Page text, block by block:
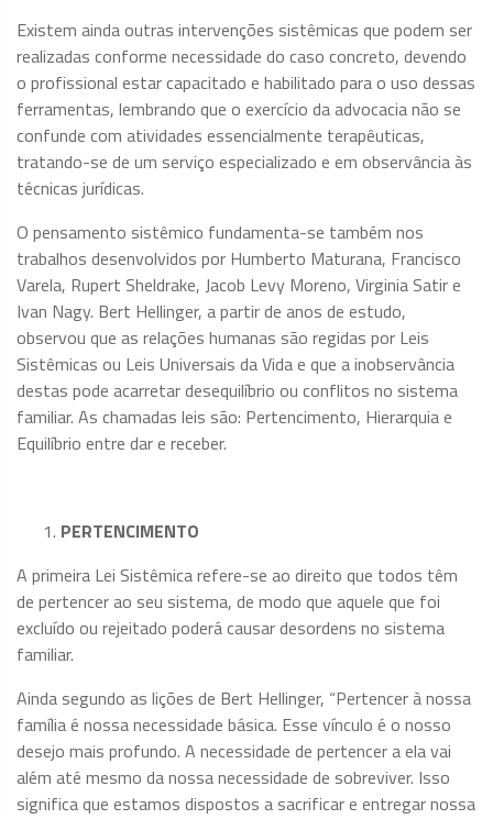
Existem ainda outras intervenções sistêmicas que podem ser
realizadas conforme necessidade do caso concreto, devendo
o profissional estar capacitado e habilitado para o uso dessas
ferramentas, lembrando que o exercício da advocacia não se
confunde com atividades essencialmente terapêuticas,
tratando-se de um serviço especializado e em observância às
técnicas jurídicas.
O pensamento sistêmico fundamenta-se também nos
trabalhos desenvolvidos por Humberto Maturana, Francisco
Varela, Rupert Sheldrake, Jacob Levy Moreno, Virginia Satir e
Ivan Nagy. Bert Hellinger, a partir de anos de estudo,
observou que as relações humanas são regidas por Leis
Sistêmicas ou Leis Universais da Vida e que a inobservância
destas pode acarretar desequilíbrio ou conflitos no sistema
familiar. As chamadas leis são: Pertencimento, Hierarquia e
Equilíbrio entre dar e receber.
PERTENCIMENTO
A primeira Lei Sistêmica refere-se ao direito que todos têm
de pertencer ao seu sistema, de modo que aquele que foi
excluído ou rejeitado poderá causar desordens no sistema
familiar.
Ainda segundo as lições de Bert Hellinger, “Pertencer à nossa
família é nossa necessidade básica. Esse vínculo é o nosso
desejo mais profundo. A necessidade de pertencer a ela vai
além até mesmo da nossa necessidade de sobreviver. Isso
significa que estamos dispostos a sacrificar e entregar nossa